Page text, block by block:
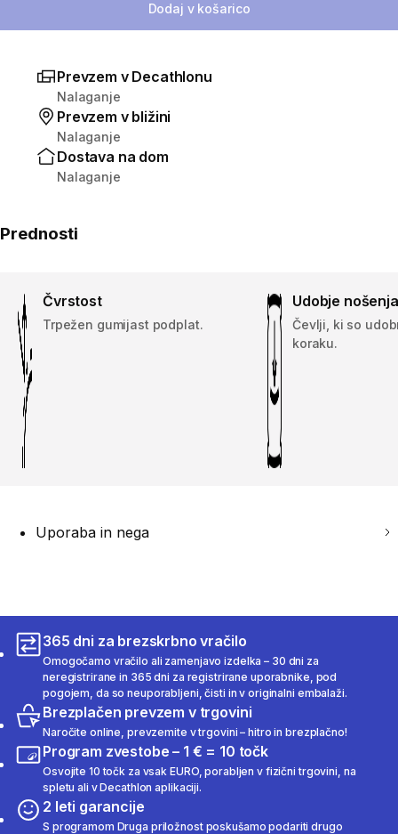
Dodaj v košarico
Prevzem v Decathlonu
Nalaganje
Prevzem v bližini
Nalaganje
Dostava na dom
Nalaganje
Prednosti
Čvrstost
Trpežen gumijast podplat.
Udobje nošenja
Čevlji, ki so
koraku.
Uporaba in nega
365 dni za brezskrbno vračilo
Omogočamo vračilo ali zamenjavo izdelka – 30 dni za
neregistrirane in 365 dni za registrirane uporabnike, pod
pogojem, da so neuporabljeni, čisti in v originalni embalaži.
Brezplačen prevzem v trgovini
Naročite online, prevzemite v trgovini – hitro in brezplačno!
Program zvestobe – 1 € = 10 točk
Osvojite 10 točk za vsak EURO, porabljen v fizični trgovini, na
spletu ali v Decathlon aplikaciji.
2 leti garancije
S programom Druga priložnost poskušamo podariti drugo